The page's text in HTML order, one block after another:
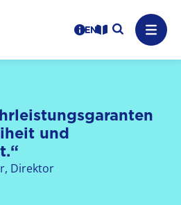
Hessen, Claim: Medien,
Benutzerhinweise
informations in
Leichte Sprache
Suche
und
Direktor